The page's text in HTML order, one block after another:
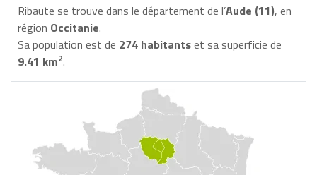
Ribaute se trouve dans le département de l’Aude (11), en
région Occitanie.
Sa population est de 274 habitantset sa superficie de
9.41 km2.